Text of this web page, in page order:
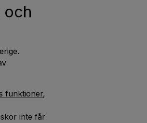
och
funktioner,
inte får